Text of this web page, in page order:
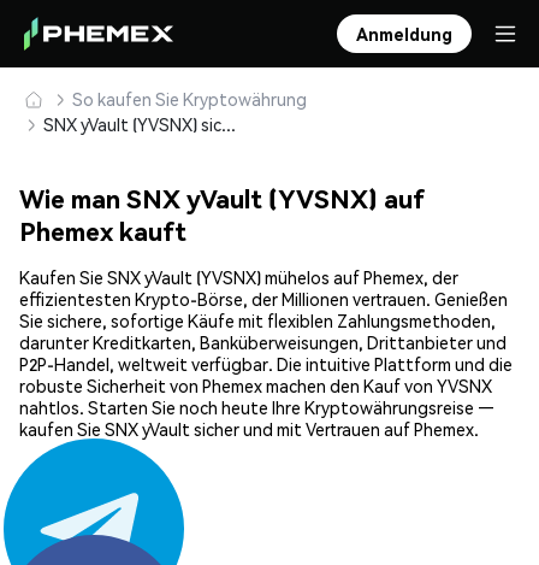
Anmeldung
So kaufen Sie Kryptowährung
SNX yVault (YVSNX) sicher kaufen und speichern
Wie man SNX yVault (YVSNX) auf
Phemex kauft
Kaufen Sie SNX yVault (YVSNX) mühelos auf Phemex, der
effizientesten Krypto-Börse, der Millionen vertrauen. Genießen
Sie sichere, sofortige Käufe mit flexiblen Zahlungsmethoden,
darunter Kreditkarten, Banküberweisungen, Drittanbieter und
P2P-Handel, weltweit verfügbar. Die intuitive Plattform und die
robuste Sicherheit von Phemex machen den Kauf von YVSNX
nahtlos. Starten Sie noch heute Ihre Kryptowährungsreise —
kaufen Sie SNX yVault sicher und mit Vertrauen auf Phemex.